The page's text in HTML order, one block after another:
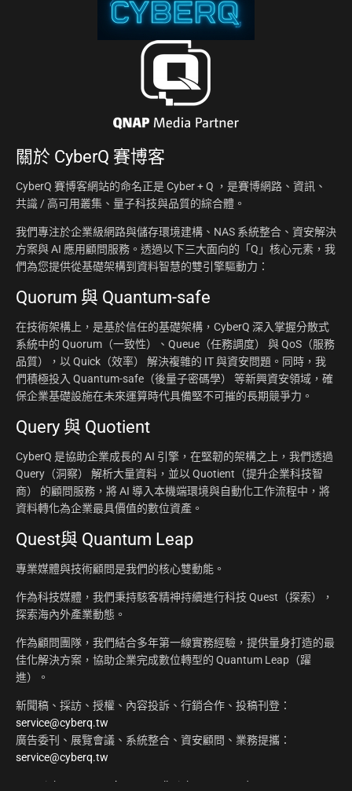
關於 CyberQ 賽博客
CyberQ 賽博客網站的命名正是 Cyber + Q ，是賽博網路、資訊、
共識 / 高可用叢集、量子科技與品質的綜合體。
我們專注於企業級網路與儲存環境建構、NAS 系統整合、資安解決
方案與 AI 應用顧問服務。透過以下三大面向的「Q」核心元素，我
們為您提供從基礎架構到資料智慧的雙引擎驅動力：
Quorum 與 Quantum-safe
在技術架構上，是基於信任的基礎架構，CyberQ 深入掌握分散式
系統中的 Quorum（一致性）、Queue（任務調度） 與 QoS（服務
品質），以 Quick（效率） 解決複雜的 IT 與資安問題。同時，我
們積極投入 Quantum-safe（後量子密碼學） 等新興資安領域，確
保企業基礎設施在未來運算時代具備堅不可摧的長期競爭力。
Query 與 Quotient
CyberQ 是協助企業成長的 AI 引擎，在堅韌的架構之上，我們透過
Query（洞察） 解析大量資料，並以 Quotient（提升企業科技智
商） 的顧問服務，將 AI 導入本機端環境與自動化工作流程中，將
資料轉化為企業最具價值的數位資產。
Quest與 Quantum Leap
專業媒體與技術顧問是我們的核心雙動能。
作為科技媒體，我們秉持駭客精神持續進行科技 Quest（探索），
探索海內外產業動態。
作為顧問團隊，我們結合多年第一線實務經驗，提供量身打造的最
佳化解決方案，協助企業完成數位轉型的 Quantum Leap（躍
進）。
新聞稿、採訪、授權、內容投訴、行銷合作、投稿刊登：
service@cyberq.tw
廣告委刊、展覽會議、系統整合、資安顧問、業務提攜：
service@cyberq.tw
Copyright ©2026 CyberQ.tw All Rights Reserved.